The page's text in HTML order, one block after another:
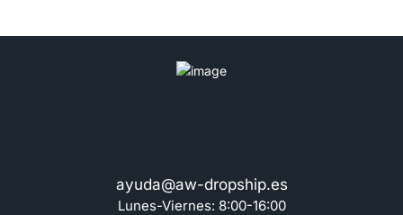
ayuda@aw-dropship.es
Lunes-Viernes: 8:00-16:00